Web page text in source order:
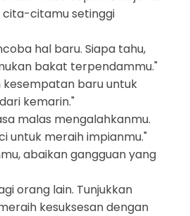
cita-citamu setinggi
hal baru. Siapa tahu,
bakat terpendammu."
kesempatan baru untuk
kemarin."
malas mengalahkanmu.
untuk meraih impianmu."
abaikan gangguan yang
orang lain. Tunjukkan
kesuksesan dengan